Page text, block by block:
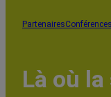
Partenaires
Là où